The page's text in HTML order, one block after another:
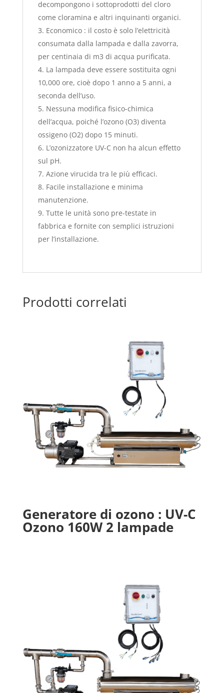
decompongono i sottoprodotti del cloro
come cloramina e altri inquinanti organici.
Economico : il costo è solo l’elettricità
consumata dalla lampada e dalla zavorra,
per centinaia di m3 di acqua purificata.
La lampada deve essere sostituita ogni
10,000 ore, cioè dopo 1 anno a 5 anni, a
seconda dell’uso.
Nessuna modifica fisico-chimica
dell’acqua, poiché l’ozono (O3) diventa
ossigeno (O2) dopo 15 minuti.
L’ozonizzatore UV-C non ha alcun effetto
sul pH.
Azione virucida tra le più efficaci.
Facile installazione e minima
manutenzione.
Tutte le unità sono pre-testate in
fabbrica e fornite con semplici istruzioni
per l’installazione.
Prodotti correlati
Generatore di ozono : UV-C
Ozono 160W 2 lampade